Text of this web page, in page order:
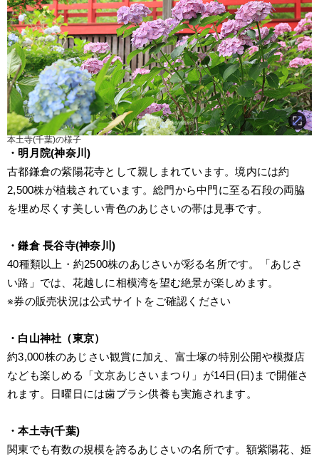
本土寺(千葉)の様子
・明月院(神奈川)
古都鎌倉の紫陽花寺として親しまれています。境内には約
2,500株が植栽されています。総門から中門に至る石段の両脇
を埋め尽くす美しい青色のあじさいの帯は見事です。
・鎌倉 長谷寺(神奈川)
40種類以上・約2500株のあじさいが彩る名所です。「あじさ
い路」では、花越しに相模湾を望む絶景が楽しめます。
※券の販売状況は公式サイトをご確認ください
・白山神社（東京）
約3,000株のあじさい観賞に加え、富士塚の特別公開や模擬店
なども楽しめる「文京あじさいまつり」が14日(日)まで開催さ
れます。日曜日には歯ブラシ供養も実施されます。
・本土寺(千葉)
関東でも有数の規模を誇るあじさいの名所です。額紫陽花、姫